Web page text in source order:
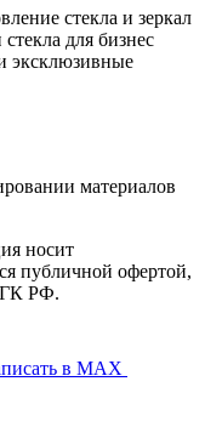
стекла и зеркал
для бизнес
эксклюзивные
материалов
носит
публичной офертой,
ГК РФ.
в MAX